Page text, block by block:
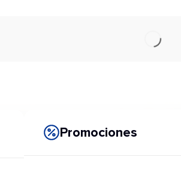
Promociones